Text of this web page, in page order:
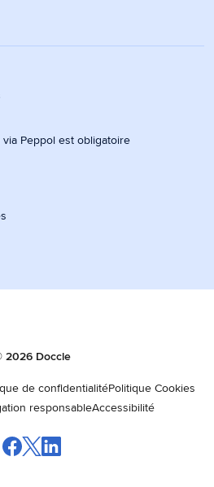
Peppol est obligatoire
2026 Doccle
de confidentialitéPolitique Cookies
responsableAccessibilité